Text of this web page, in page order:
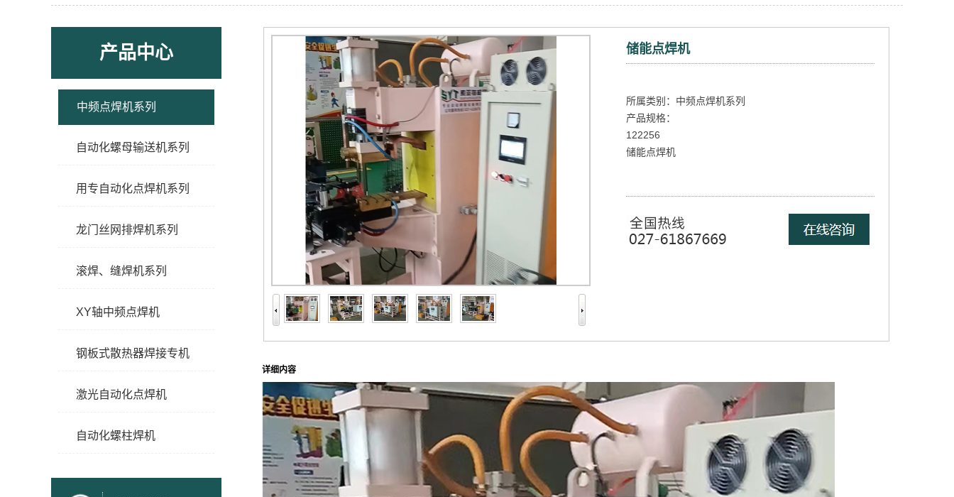
产品中心
中频点焊机系列
自动化螺母输送机系列
用专自动化点焊机系列
龙门丝网排焊机系列
滚焊、缝焊机系列
XY轴中频点焊机
钢板式散热器焊接专机
激光自动化点焊机
自动化螺柱焊机
储能点焊机
所属类别：中频点焊机系列
产品规格：
122256
储能点焊机
详细内容